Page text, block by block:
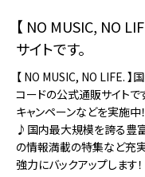
【 NO MUSIC, NO
サイトです。
【 NO MUSIC, NO LIFE. 】
コードの公式通販サイトで
キャンペーンなどを実施中
♪国内最大規模を誇る豊
の情報満載の特集など充
強力にバックアップします！